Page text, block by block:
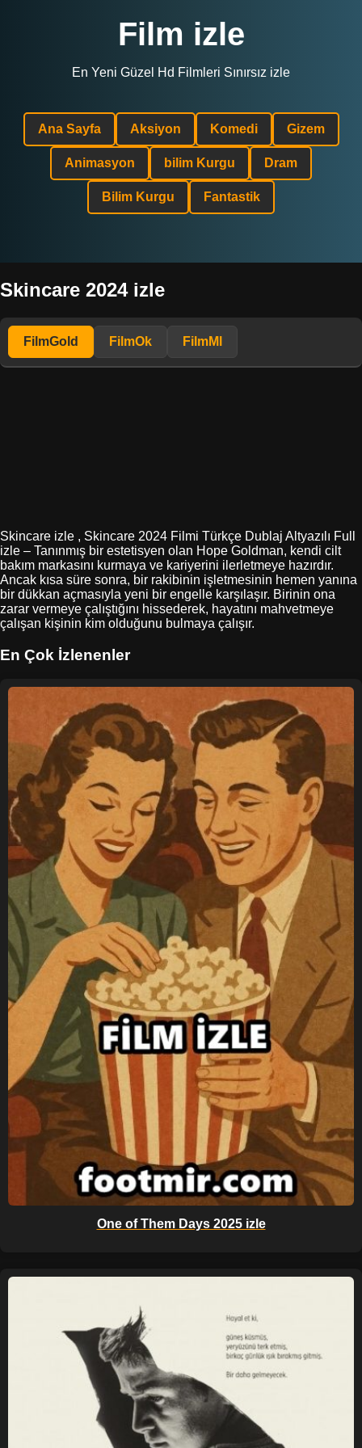
Film izle
En Yeni Güzel Hd Filmleri Sınırsız izle
Ana Sayfa Aksiyon Komedi Gizem
Animasyon bilim Kurgu Dram
Bilim Kurgu Fantastik
Skincare 2024 izle
FilmGold FilmOk FilmMl
Skincare izle , Skincare 2024 Filmi Türkçe Dublaj Altyazılı Full
izle – Tanınmış bir estetisyen olan Hope Goldman, kendi cilt
bakım markasını kurmaya ve kariyerini ilerletmeye hazırdır.
Ancak kısa süre sonra, bir rakibinin işletmesinin hemen yanına
bir dükkan açmasıyla yeni bir engelle karşılaşır. Birinin ona
zarar vermeye çalıştığını hissederek, hayatını mahvetmeye
çalışan kişinin kim olduğunu bulmaya çalışır.
En Çok İzlenenler
One of Them Days 2025 izle